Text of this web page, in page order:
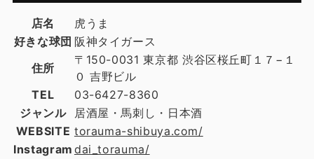
店名
虎うま
好きな球団 阪神タイガース
住所
〒150-0031 東京都 渋谷区桜丘町１７−１
０ 吉野ビル
TEL
03-6427-8360
ジャンル
居酒屋・馬刺し・日本酒
WEBSITE torauma-shibuya.com/
Instagram dai_torauma/